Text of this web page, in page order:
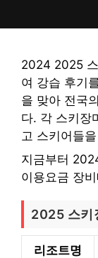
텐
2024 2025
여 강습 후기
을 맞아 전국
다. 각 스키장
고 스키어들
지금부터
이용요금 장
2025 스키
리조트명